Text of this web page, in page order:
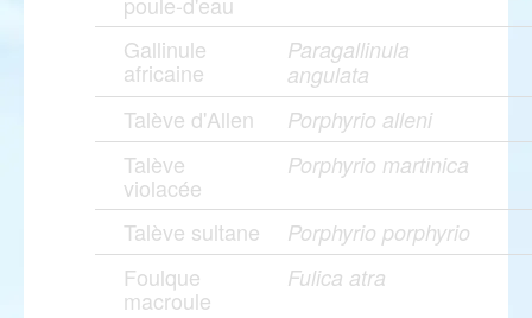
Gallinule
africaine
Paragallinula
angulata
Talève d'Allen Porphyrio alleni
Talève
violacée
Porphyrio martinica
Talève sultane Porphyrio porphyrio
Foulque
macroule
Fulica atra